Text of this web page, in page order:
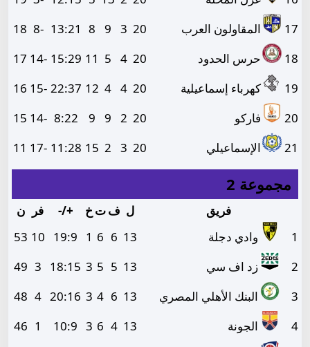
17
المقاولون العرب 20
3
9
8
13:21
-8
18
18
حرس الحدود 20
4
5
11
15:29
-14
17
19
كهرباء إسماعيلية 20
4
4
12
22:37
-15
16
20
فاركو 20
2
9
9
8:22
-14
15
21
الإسماعيلي 20
3
2
15
11 :28
-17
11
مجموعة 2
فريق ل فت خ +/- فر
ن
1
وادي دجلة 13
6
6
1
19:9
10
53
2
زد اف سي 13
5
5
3
18:15
3
49
3
البنك الأهلي المصري 13
6
4
3
20:16
4
48
4
الجونة 13
4
6
3
10:9
1
46